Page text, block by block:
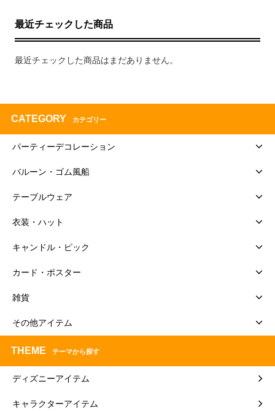
最近チェックした商品
最近チェックした商品はまだありません。
CATEGORY カテゴリー
パーティーデコレーション
バルーン・ゴム風船
テーブルウェア
衣装・ハット
キャンドル・ピック
カード・ポスター
雑貨
その他アイテム
THEME テーマから探す
ディズニーアイテム
キャラクターアイテム